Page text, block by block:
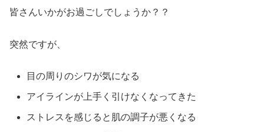
皆さんいかがお過ごしでしょうか？？
突然ですが、
目の周りのシワが気になる
アイラインが上手く引けなくなってきた
ストレスを感じると肌の調子が悪くなる